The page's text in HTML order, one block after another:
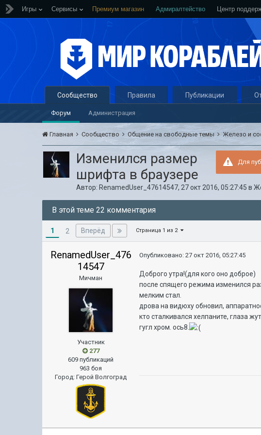
Игры Сервисы Премиум магазин Адмиралтейство Центр
Сообщество
Форум Администрация
Правила Публикации
Главная Сообщество Общение на свободные темы Железо и
Для
Изменился размер
шрифта в браузере
Автор: RenamedUser_47614547, 27 окт 2016, 05:27:45 в
В этой теме 22 комментария
1 2 Вперёд Страница 1 из 2
RenamedUser_476
14547
Мичман
Участник
277
609 публикаций
963 боя
Город:Герой Волгоград
Опубликовано:27 окт 2016, 05:27:45
Доброго утра!(для кого оно доброе)
после спящего режима изменился
мелким стал.
дрова на видюху обновил,
кто сталкивался хелпаните, глаза
гугл хром. ось8.